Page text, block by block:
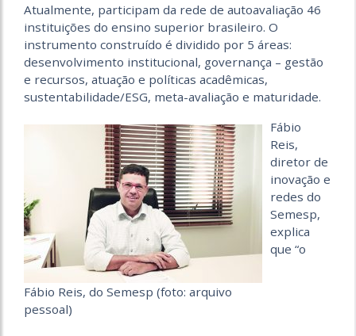
Atualmente, participam da rede de autoavaliação 46
instituições do ensino superior brasileiro. O
instrumento construído é dividido por 5 áreas:
desenvolvimento institucional, governança – gestão
e recursos, atuação e políticas acadêmicas,
sustentabilidade/ESG, meta-avaliação e maturidade.
Fábio Reis, do Semesp (foto: arquivo
pessoal)
Fábio
Reis,
diretor de
inovação e
redes do
Semesp,
explica
que “o